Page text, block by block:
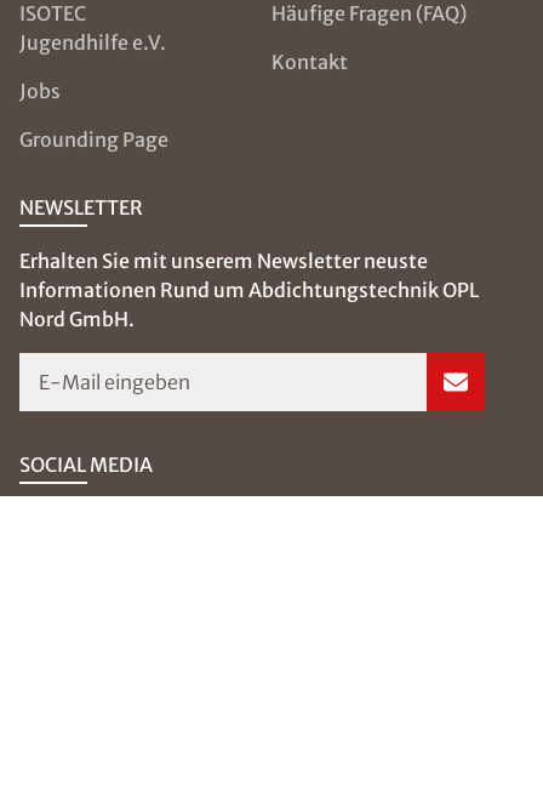
Nachricht
ISOTEC
Jugendhilfe e.V.
Jobs
Grounding Page
Häufige Fragen (FAQ)
Kontakt
NEWSLETTER
Erhalten Sie mit unserem Newsletter neuste
Informationen Rund um Abdichtungstechnik OPL
Nord GmbH.
E-Mail eingeben
SOCIAL MEDIA